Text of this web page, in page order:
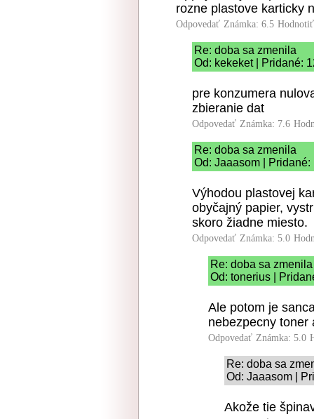
rozne plastove karticky
Odpovedať Známka: 6.5
Re: doba sa zmenila
Od: kekeket | Pridané:
pre konzumera
zbieranie dat
Odpovedať Známka: 7.6
Re: doba sa zmenila
Od: Jaaasom |
Výhodou plastovej
obyčajný papier,
skoro žiadne miesto.
Odpovedať Známka: 5.0
Re: doba sa zmenila
Od: tonerius |
Ale potom je
nebezpecny toner
Odpovedať Známka: 5.0
Re: doba sa
Od: Jaaasom |
Akože tie